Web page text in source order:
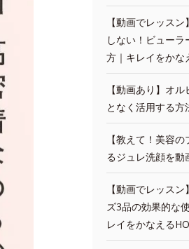
【動画でレッス
しない！ビュー
方｜キレイをかな
【動画あり】オ
となく活用する方
【教えて！美容
るジュレ洗顔を動
【動画でレッス
ズ3品の効果的な
レイをかなえる